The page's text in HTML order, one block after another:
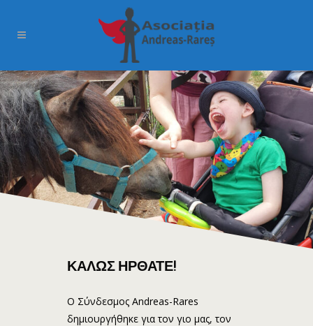
ΚΑΛΏΣ ΉΡΘΑΤΕ!
Ο Σύνδεσμος Andreas-Rares
δημιουργήθηκε για τον γιο μας, τον